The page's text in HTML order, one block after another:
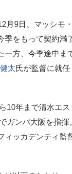
月9日、マッシモ・
季をもって契約満
一方、今季途中ま
太氏が監督に就任
10年まで清水エス
ガンバ大阪を指
ィッカデンティ